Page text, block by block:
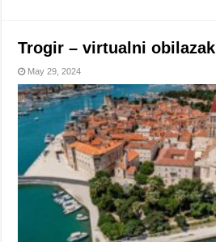
Trogir – virtualni obilazak
May 29, 2024